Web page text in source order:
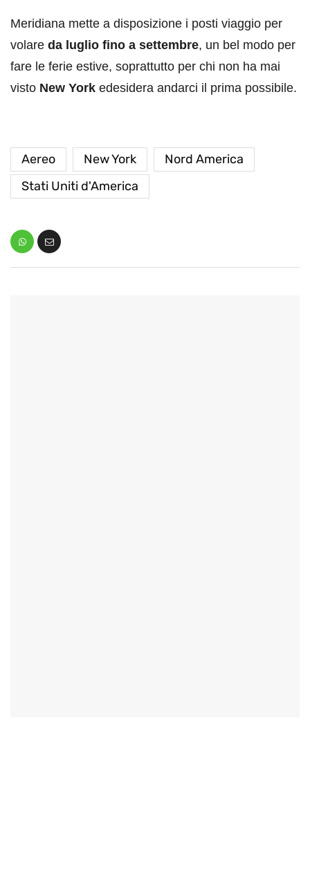
Meridiana mette a disposizione i posti viaggio per
volare da luglio fino a settembre, un bel modo per
fare le ferie estive, soprattutto per chi non ha mai
visto New York edesidera andarci il prima possibile.
Aereo New York
Nord America
Stati Uniti d'America